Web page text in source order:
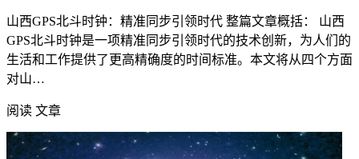
山西GPS北斗时钟：精准同步引领时代 整篇文章概括： 山西
GPS北斗时钟是一项精准同步引领时代的技术创新，为人们的
生活和工作提供了更高精确度的时间标准。本文将从四个方面
对山…
阅读 文章